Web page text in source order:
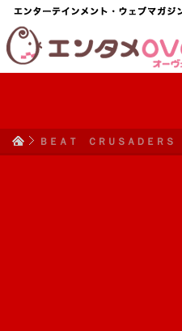
ＢＥＡＴ ＣＲＵＳＡＤＥＲＳ